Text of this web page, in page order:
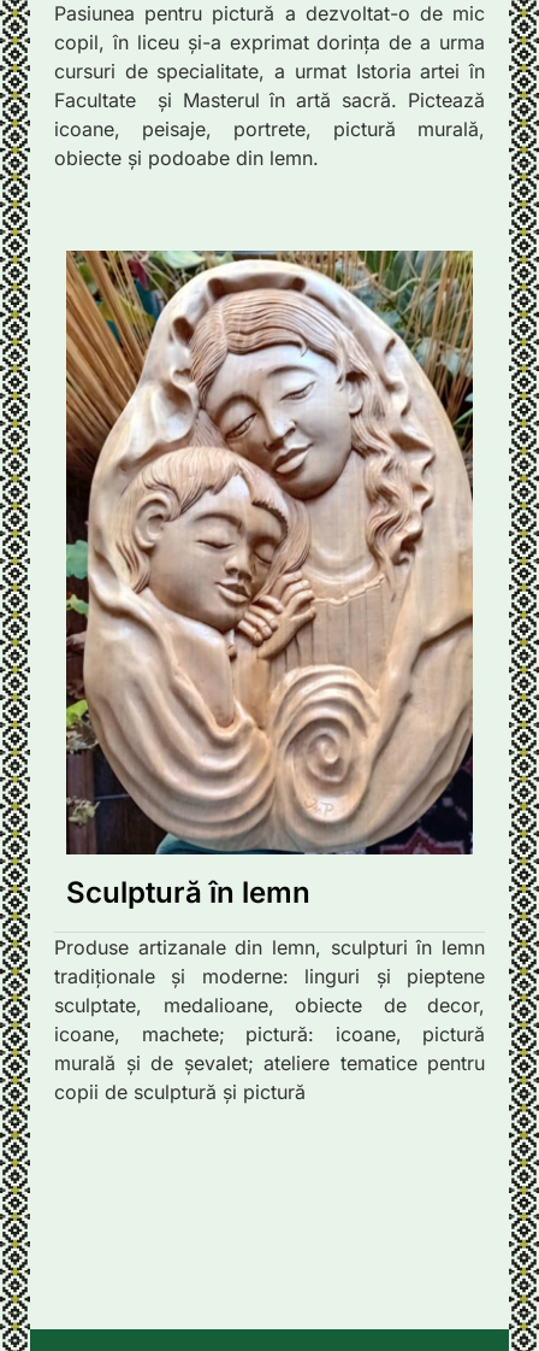
Pasiunea pentru pictură a dezvoltat-o de mic
copil, în liceu și-a exprimat dorința de a urma
cursuri de specialitate, a urmat Istoria artei în
Facultate și Masterul în artă sacră. Pictează
icoane, peisaje, portrete, pictură murală,
obiecte și podoabe din lemn.
Sculptură în lemn
Produse artizanale din lemn, sculpturi în lemn
tradiționale și moderne: linguri și pieptene
sculptate, medalioane, obiecte de decor,
icoane, machete; pictură: icoane, pictură
murală și de șevalet; ateliere tematice pentru
copii de sculptură și pictură